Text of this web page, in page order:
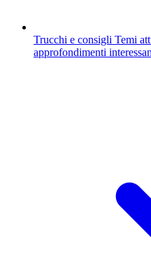
Trucchi e consigli Temi
approfondimenti